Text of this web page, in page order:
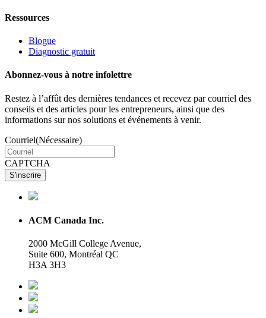
Ressources
Blogue
Diagnostic gratuit
Abonnez-vous à notre infolettre
Restez à l’affût des dernières tendances et recevez par courriel des
conseils et des articles pour les entrepreneurs, ainsi que des
informations sur nos solutions et événements à venir.
Courriel(Nécessaire)
CAPTCHA
ACM Canada Inc.
2000 McGill College Avenue,
Suite 600, Montréal QC
H3A 3H3